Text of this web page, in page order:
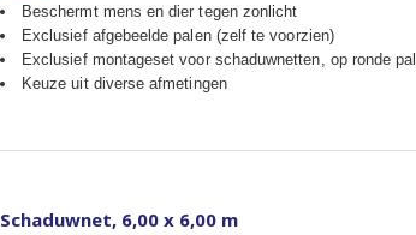
Beschermt mens en dier tegen zonlicht
Exclusief afgebeelde palen (zelf te voorzien)
Exclusief montageset voor schaduwnetten, op ronde
Keuze uit diverse afmetingen
Schaduwnet, 6,00 x 6,00 m